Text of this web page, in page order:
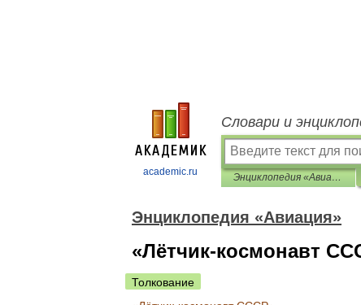
academic.ru
Словари и
Энциклопедия «Авиация»
Энциклопедия «Авиация»
«Лётчик-космонавт
Толкование